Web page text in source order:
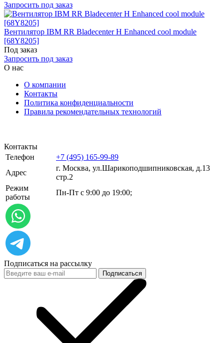
Запросить под заказ
Вентилятор IBM RR Bladecenter H Enhanced cool module
[68Y8205]
Под заказ
Запросить под заказ
О нас
О компании
Контакты
Политика конфиденциальности
Правила рекомендательных технологий
Контакты
Телефон
+7 (495) 165-99-89
Адрес
г. Москва, ул.​​Шарикоподшипниковская, д.13
стр.2
Режим
работы
Пн-Пт с 9:00 до 19:00;
Подписаться на рассылку
Подписаться